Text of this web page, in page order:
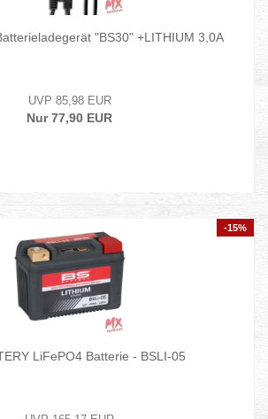
"BS30" +LITHIUM 3,0A
UVP 85,98 EUR
Nur 77,90 EUR
-15%
LiFePO4 Batterie - BSLI-05